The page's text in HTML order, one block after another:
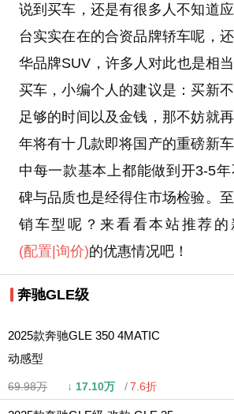
说到买车，还是有很多人不知道
台实实在在的合资品牌轿车呢，
华品牌SUV，许多人对此也是相
买车，小编个人的建议是：买新
足够的时间以及金钱，那不妨就
年将有十几款即将国产的重磅新
中每一款基本上都能做到开3-5
碑与品质也是经得住市场检验。
销车型呢？来看看本站推荐的
(配置|询价)的优惠情况吧！
奔驰GLE级
2025款奔驰GLE 350 4MATIC
动感型
69.98万 ↓ 17.10万 7.6折